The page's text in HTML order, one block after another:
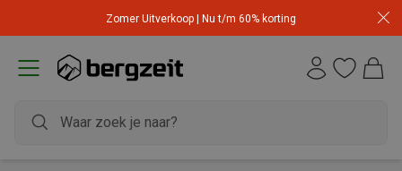
Zomer Uitverkoop | Nu t/m 60% korting